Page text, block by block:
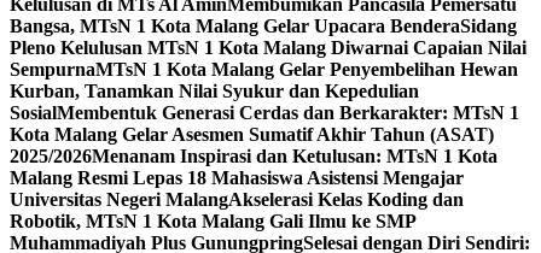
Kelulusan di MTs Al Amin Membumikan Pancasila Pemersatu
Bangsa, MTsN 1 Kota Malang Gelar Upacara BenderaSidang
Pleno Kelulusan MTsN 1 Kota Malang Diwarnai Capaian Nilai
SempurnaMTsN 1 Kota Malang Gelar Penyembelihan Hewan
Kurban, Tanamkan Nilai Syukur dan Kepedulian
SosialMembentuk Generasi Cerdas dan Berkarakter: MTsN 1
Kota Malang Gelar Asesmen Sumatif Akhir Tahun (ASAT)
2025/2026Menanam Inspirasi dan Ketulusan: MTsN 1 Kota
Malang Resmi Lepas 18 Mahasiswa Asistensi Mengajar
Universitas Negeri MalangAkselerasi Kelas Koding dan
Robotik, MTsN 1 Kota Malang Gali Ilmu ke SMP
Muhammadiyah Plus GunungpringSelesai dengan Diri Sendiri: